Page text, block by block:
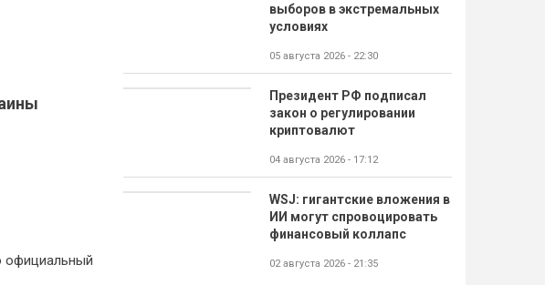
официальный
выборов в экстремальных
условиях
05 августа 2026 - 22:30
Президент РФ подписал
закон о регулировании
криптовалют
04 августа 2026 - 17:12
WSJ: гигантские вложения в
ИИ могут спровоцировать
финансовый коллапс
02 августа 2026 - 21:35